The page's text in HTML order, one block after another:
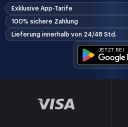
Exklusive App-Tarife
100% sichere Zahlung
Lieferung innerhalb von 24/48 Std.